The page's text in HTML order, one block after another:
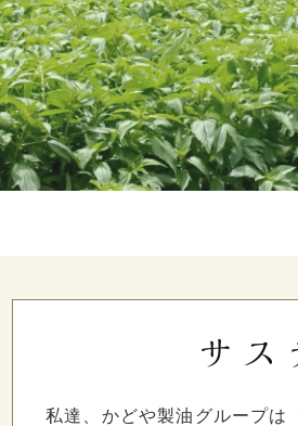
サス
私達、かどや製油グループは